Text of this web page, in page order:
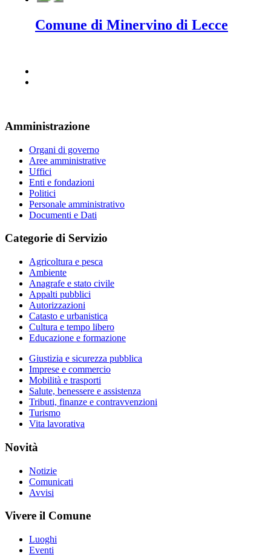
Comune di Minervino di Lecce
Amministrazione
Organi di governo
Aree amministrative
Uffici
Enti e fondazioni
Politici
Personale amministrativo
Documenti e Dati
Categorie di Servizio
Agricoltura e pesca
Ambiente
Anagrafe e stato civile
Appalti pubblici
Autorizzazioni
Catasto e urbanistica
Cultura e tempo libero
Educazione e formazione
Giustizia e sicurezza pubblica
Imprese e commercio
Mobilità e trasporti
Salute, benessere e assistenza
Tributi, finanze e contravvenzioni
Turismo
Vita lavorativa
Novità
Notizie
Comunicati
Avvisi
Vivere il Comune
Luoghi
Eventi